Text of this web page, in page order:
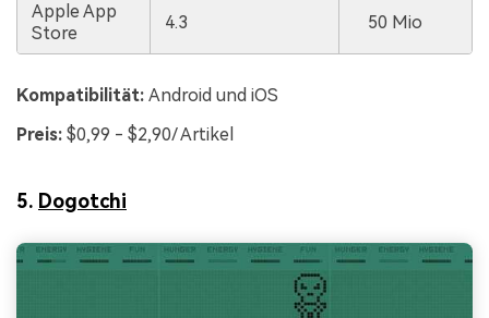
Apple App
Store
4.3 50 Mio
Kompatibilität: Android und iOS
Preis: $0,99 - $2,90/ Artikel
5. Dogotchi